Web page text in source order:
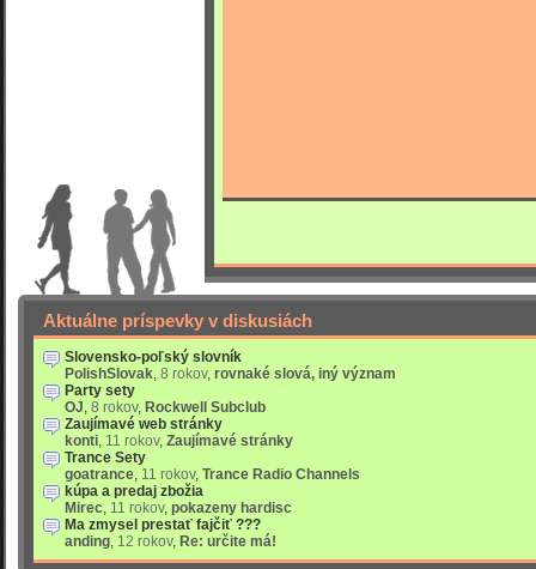
Aktuálne príspevky v diskusiách
Slovensko-poľský slovník
PolishSlovak, 8 rokov, rovnaké slová, iný význam
Party sety
OJ, 8 rokov, Rockwell Subclub
Zaujímavé web stránky
konti, 11 rokov, Zaujímavé stránky
Trance Sety
goatrance, 11 rokov, Trance Radio Channels
kúpa a predaj zbožia
Mirec, 11 rokov, pokazeny hardisc
Ma zmysel prestať fajčiť ???
anding, 12 rokov, Re: určite má!